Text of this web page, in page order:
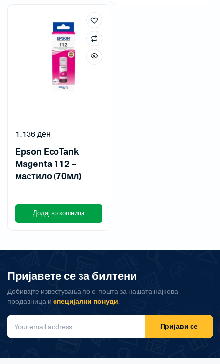
Epson EcoTank
Magenta 112 –
мастило (70мл)
1.136ден
Додај во кошница
Пријавете се за билтени
Добивајте известувања по е-пошта за нашата најнова
продавница и специјални понуди.
Пријави се